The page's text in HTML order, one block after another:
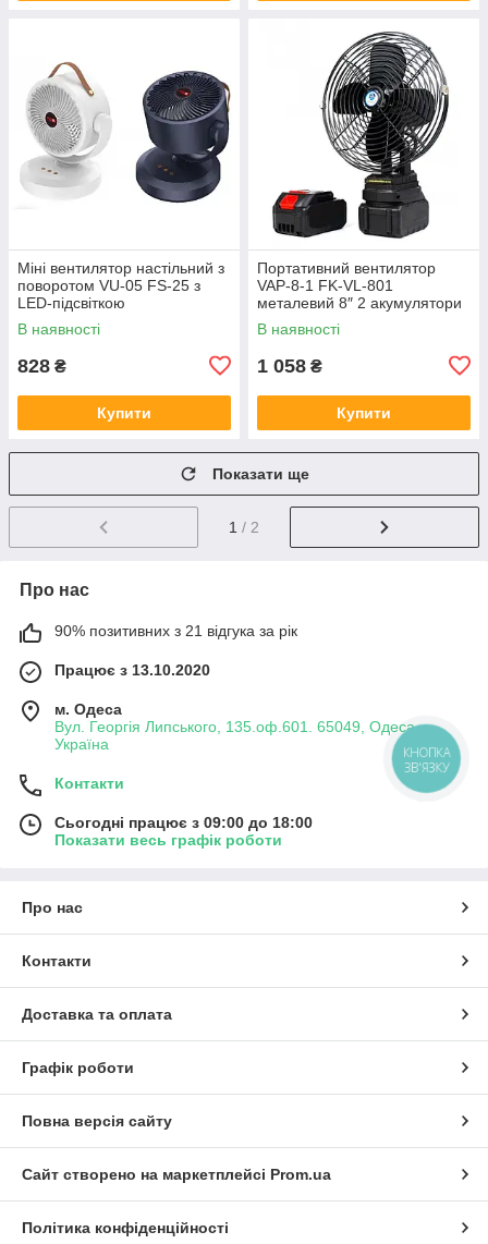
Міні вентилятор настільний з
поворотом VU-05 FS-25 з
LED-підсвіткою
Акумуляторний кулер з USB-
адаптером
В наявності
828 ₴
Купити
Портативний вентилятор
VAP-8-1 FK-VL-801
металевий 8″ 2 акумулятори
21V 2 швидкості Чорний
В наявності
1 058 ₴
Купити
Показати ще
1 / 2
Про нас
90% позитивних з 21 відгука за рік
Працює з 13.10.2020
м. Одеса
Вул. Георгія Липського, 135.оф.601. 65049, Одеса,
Україна
Контакти
Сьогодні працює з 09:00 до 18:00
Показати весь графік роботи
Про нас
Контакти
Доставка та оплата
Графік роботи
Повна версія сайту
Сайт створено на маркетплейсі Prom.ua
Політика конфіденційності
КНОПКА
ЗВ'ЯЗКУ